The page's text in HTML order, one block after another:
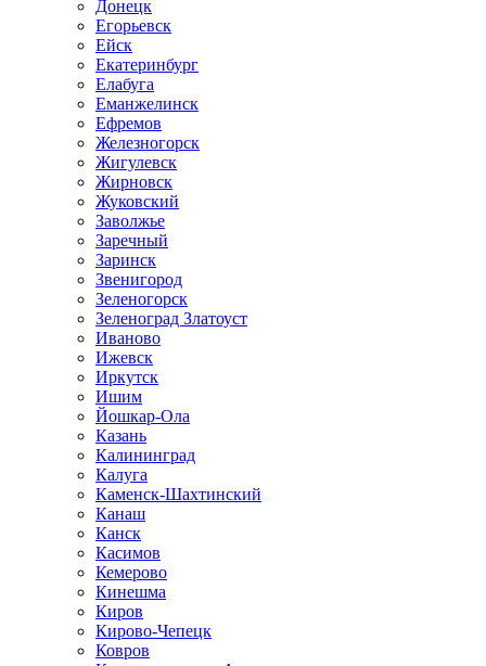
Донецк
Егорьевск
Ейск
Екатеринбург
Елабуга
Еманжелинск
Ефремов
Железногорск
Жигулевск
Жирновск
Жуковский
Заволжье
Заречный
Заринск
Звенигород
Зеленогорск
Зеленоград Златоуст
Иваново
Ижевск
Иркутск
Ишим
Йошкар-Ола
Казань
Калининград
Калуга
Каменск-Шахтинский
Канаш
Канск
Касимов
Кемерово
Кинешма
Киров
Кирово-Чепецк
Ковров